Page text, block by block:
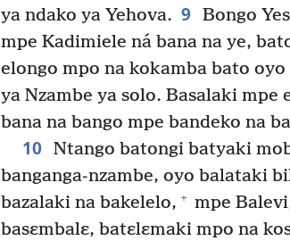
ya ndako ya Yehova. 9 Bongo
mpe Kadimiele ná bana na ye,
elongo mpo na kokamba bato
ya Nzambe ya solo. Basalaki mpe
bana na bango mpe bandeko na
10 Ntango batongi batyaki
banganga-nzambe, oyo balataki
bazalaki na bakelelo, + mpe
basɛmbalɛ, batɛlɛmaki mpo na